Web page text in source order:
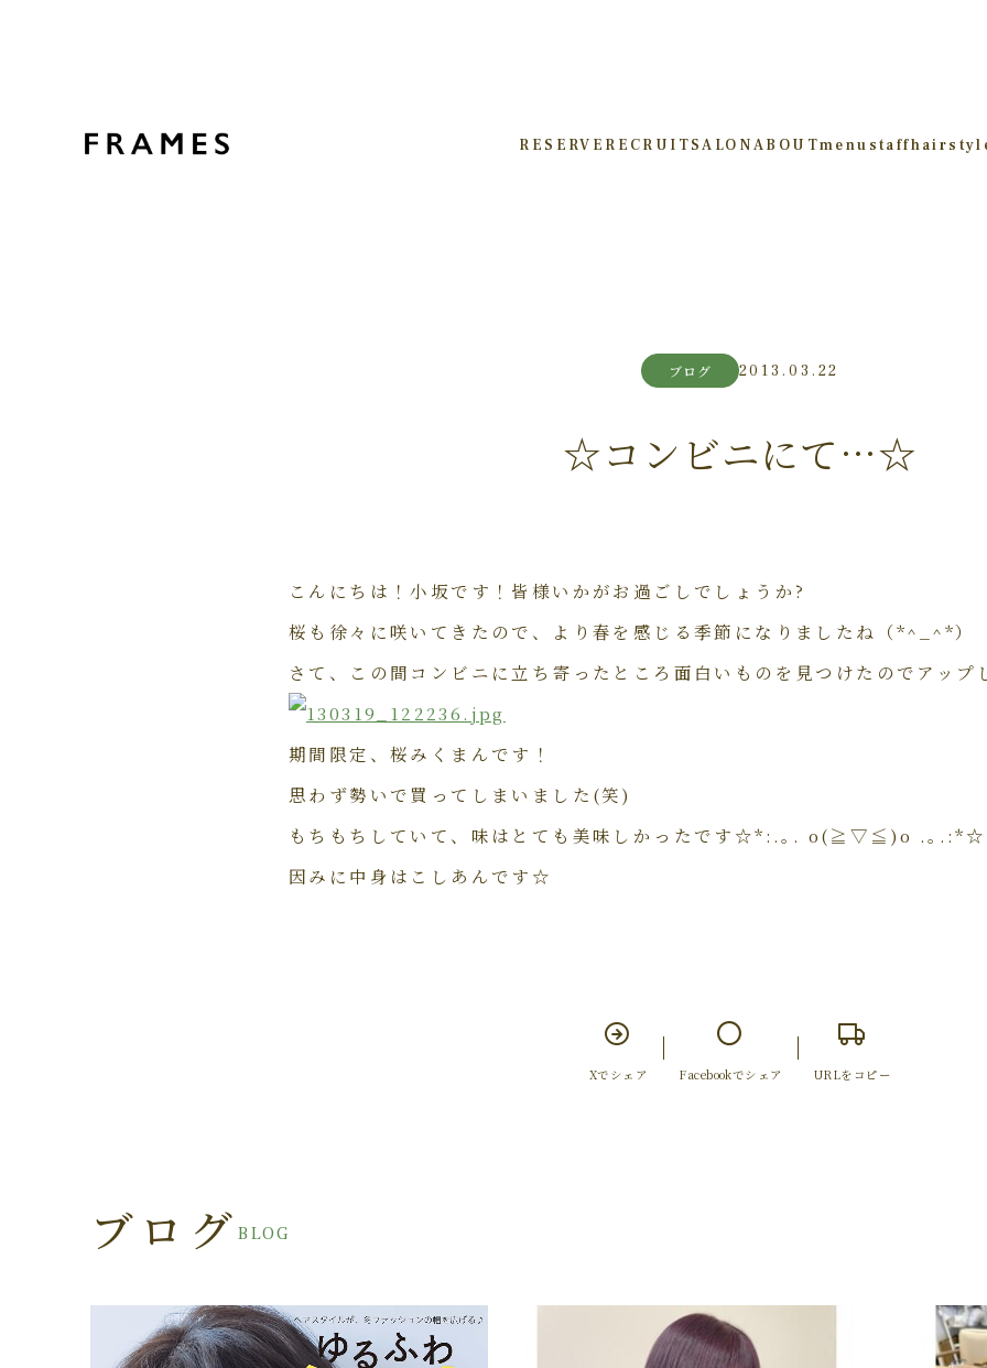
RESERVE RECRUITSALONABOUTmenu staff
ブログ 2013.03.22
☆コンビニにて…☆
こんにちは！小坂です！皆様いかがお過ごしでしょうか?
桜も徐々に咲いてきたので、より春を感じる季節になりましたね（*^_^*）
さて、この間コンビニに立ち寄ったところ面白いものを見つけたのでアッ
期間限定、桜みくまんです！
思わず勢いで買ってしまいました(笑)
もちもちしていて、味はとても美味しかったです☆*:.｡. o(≧▽≦)o .｡.:*☆
因みに中身はこしあんです☆
Xでシェア Facebookでシェア URLをコピー
BLOG
ブログ